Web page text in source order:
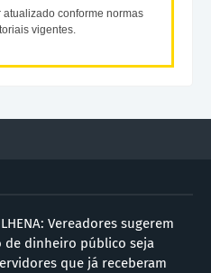
conforme normas
vigentes.
Vereadores sugerem
de dinheiro público seja
que já receberam